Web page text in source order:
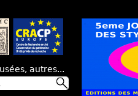
autres...